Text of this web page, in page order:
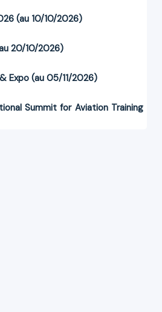
(au 10/10/2026)
20/10/2026)
Expo (au 05/11/2026)
Summit for Aviation Training